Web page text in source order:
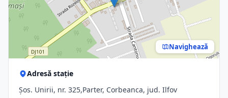
Navighează
Adresă stație
Şos. Unirii, nr. 325,Parter, Corbeanca, jud. Ilfov